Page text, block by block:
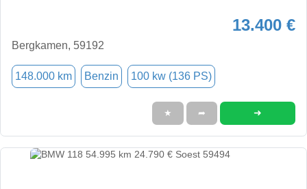
13.400 €
Bergkamen, 59192
148.000 km Benzin 100 kw (136 PS)
★ ➦ ➜